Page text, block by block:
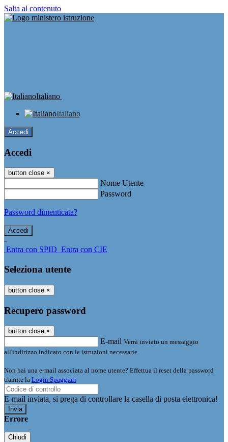
Salta al contenuto
Italiano
Italiano
Accedi
Accedi
button close ×
Nome Utente
Password
Password dimenticata?
-
Entra con SPID Entra con CIE
Seleziona utente
button close ×
Recupero password
button close ×
E-mail Verrà inviato un messaggio
all'indirizzo indicato con le istruzioni necessarie.
Non hai una e-mail associata al nome utente? Effettua il reset della password
tramite la Login Spaggiari
E-mail inviata, si prega di controllare la casella di posta elettronica!
Errore
Chiudi